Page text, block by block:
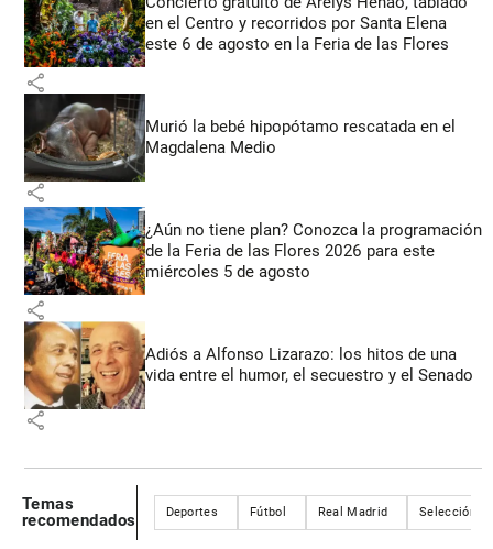
en el Centro y recorridos por Santa Elena
este 6 de agosto en la Feria de las Flores
share
Murió la bebé hipopótamo rescatada en el
Magdalena Medio
share
¿Aún no tiene plan? Conozca la programación
de la Feria de las Flores 2026 para este
miércoles 5 de agosto
share
Adiós a Alfonso Lizarazo: los hitos de una
vida entre el humor, el secuestro y el Senado
share
Temas
recomendados
Deportes Fútbol Real Madrid Selección